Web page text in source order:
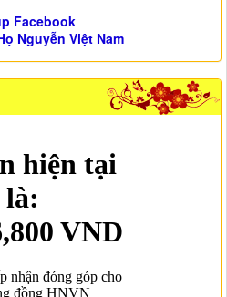
Facebook
Nguyễn Việt Nam